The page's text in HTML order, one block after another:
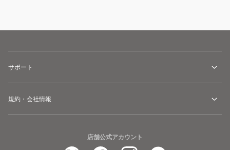
サポート
規約・会社情報
店舗公式アカウント